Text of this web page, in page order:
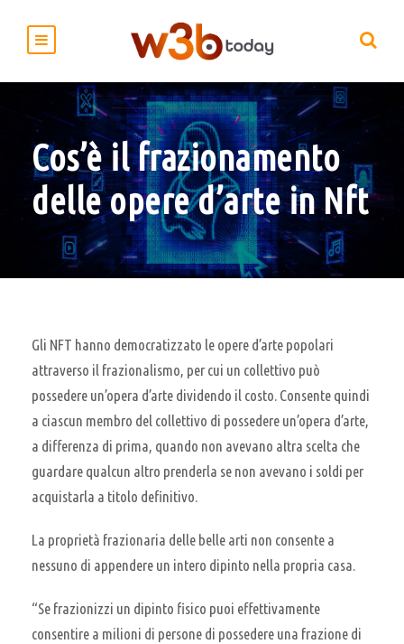
Cos’è il frazionamento
delle opere d’arte in Nft
Gli NFT hanno democratizzato le opere d’arte popolari
attraverso il frazionalismo, per cui un collettivo può
possedere un’opera d’arte dividendo il costo. Consente quindi
a ciascun membro del collettivo di possedere un’opera d’arte,
a differenza di prima, quando non avevano altra scelta che
guardare qualcun altro prenderla se non avevano i soldi per
acquistarla a titolo definitivo.
La proprietà frazionaria delle belle arti non consente a
nessuno di appendere un intero dipinto nella propria casa.
“Se frazionizzi un dipinto fisico puoi effettivamente
consentire a milioni di persone di possedere una frazione di